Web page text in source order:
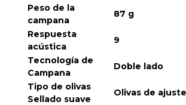
Peso de la
campana
87 g
Respuesta
acústica
9
Tecnología de
Campana
Doble lado
Tipo de olivas
Sellado suave
Olivas de